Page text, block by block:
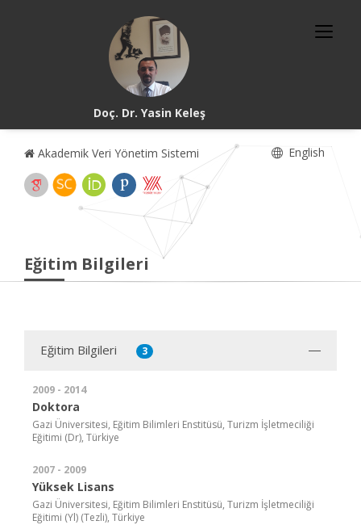
Doç. Dr. Yasin Keleş
Akademik Veri Yönetim Sistemi English
Eğitim Bilgileri
Eğitim Bilgileri 3
2009 - 2014
Doktora
Gazi Üniversitesi, Eğitim Bilimleri Enstitüsü, Turizm İşletmeciliği
Eğitimi (Dr), Türkiye
2007 - 2009
Yüksek Lisans
Gazi Üniversitesi, Eğitim Bilimleri Enstitüsü, Turizm İşletmeciliği
Eğitimi (Yl) (Tezli), Türkiye